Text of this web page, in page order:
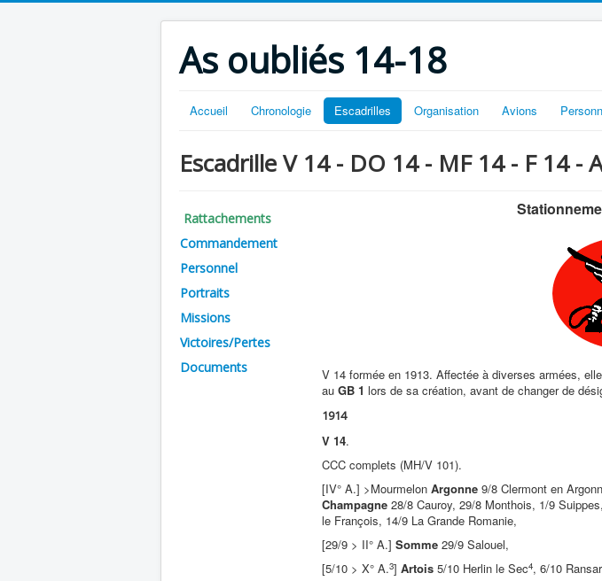
As oubliés 14-18
Accueil Chronologie Escadrilles Organisation Avions
Escadrille V 14 - DO 14 - MF 14 - F 14 -
Rattachements
Commandement
Personnel
Portraits
Missions
Victoires/Pertes
Documents
V 14 formée en 1913. Affectée à diverses armées,
au GB 1 lors de sa création, avant de changer de
1914
V 14.
CCC complets (MH/V 101).
[IV° A.] >Mourmelon Argonne 9/8 Clermont en
Champagne 28/8 Cauroy, 29/8 Monthois, 1/9
le François, 14/9 La Grande Romanie,
[29/9 > II° A.] Somme 29/9 Salouel,
[5/10 > X° A.3] Artois 5/10 Herlin le Sec4, 6/10